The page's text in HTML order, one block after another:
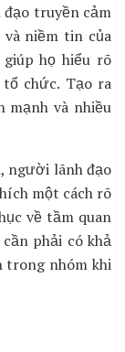
truyền cảm
niềm tin của
họ hiểu rõ
chức. Tạo ra
và nhiều
người lãnh đạo
một cách rõ
về tầm quan
phải có khả
trong nhóm khi